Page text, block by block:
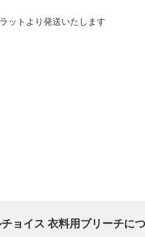
ットより発送いたします
ョイス 衣料用ブリーチに